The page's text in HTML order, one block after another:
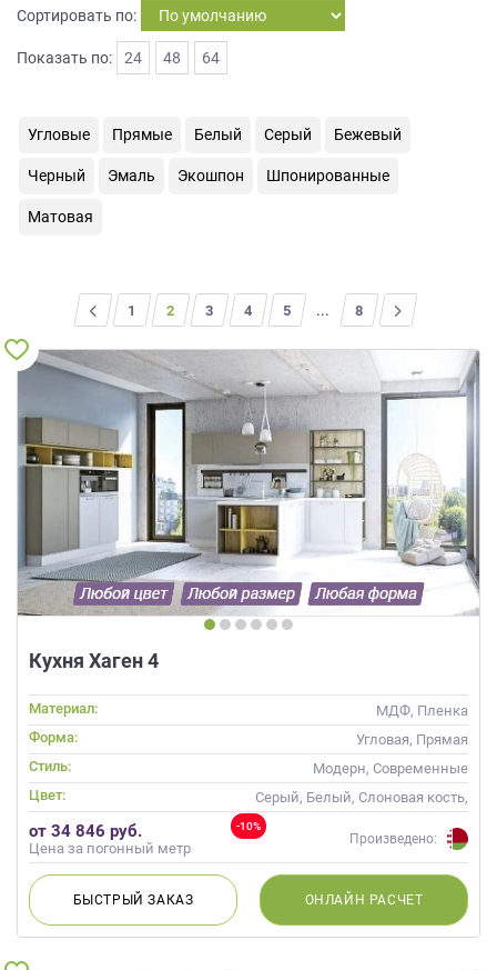
Сортировать по:
Показать по: 24 48 64
Угловые Прямые Белый Серый Бежевый
Черный Эмаль Экошпон Шпонированные
Матовая
1 2 3 4 5 ... 8
>
Кухня Хаген 4
Материал:
МДФ, Пленка
Форма:
Угловая, Прямая
Стиль:
Модерн, Современные
Цвет:
Серый, Белый, Слоновая кость,
Кремовый, Коричневый,
Капучино
-10%
от 34 846 руб.
Цена за погонный метр
Произведено:
БЫСТРЫЙЗАКАЗ ОНЛАЙН РАСЧЕТ
на
персональных
также
персональных
программами
порядке
условиях
обработки
персональных